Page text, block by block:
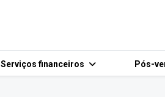
Serviços financeiros Pós-